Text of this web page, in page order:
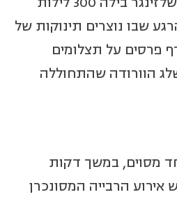
שבו נוצרים תינוקות של
פרסים על תצלומים
הוורודה שהתחוללה
מסוים, במשך דקות
הרבייה המסונכרן